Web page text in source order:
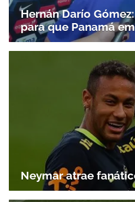
Hernán Darío
para que Panamá
Neymar atrae